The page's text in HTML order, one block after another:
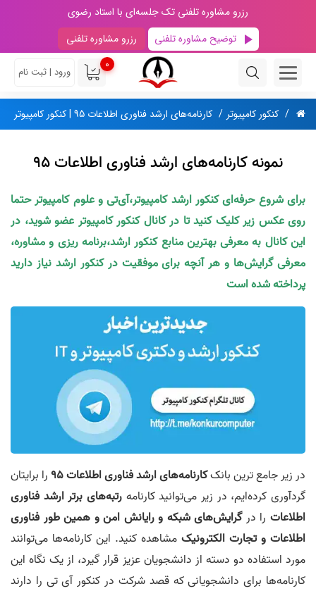
رزرو مشاوره تلفنی تک جلسه‌ای با استاد رضوی
توضیح مشاوره تلفنی
رزرو مشاوره تلفنی
0
ورود | ثبت نام
کنکور کامپیوتر کارنامه‌های ارشد فناوری اطلاعات 95 | کنکور کامپیوتر
نمونه کارنامه‌های ارشد فناوری اطلاعات 95
برای شروع حرفه‌ای کنکور ارشد کامپیوتر،آی‌تی و علوم کامپیوتر حتما
روی عکس زیر کلیک کنید تا در کانال کنکور کامپیوتر عضو شوید، در
این کانال به معرفی بهترین منابع کنکور ارشد،برنامه ریزی و مشاوره،
معرفی گرایش‌ها و هر آنچه برای موفقیت در کنکور ارشد نیاز دارید
پرداخته شده است
در زیر جامع ترین بانککارنامه‌های ارشد فناوری اطلاعات 95
را برایتان
گردآوری کرده‌ایم، در زیر می‌توانید کارنامه رتبه‌های برتر ارشد فناوری
اطلاعاترا درگرایش‌های شبکه و رایانش امن و همین طور فناوری
اطلاعات و تجارت الکترونیک مشاهده کنید. این کارنامه‌ها می‌توانند
مورد استفاده دو دسته از دانشجویان عزیز قرار گیرد، از یک نگاه این‌
کارنامه‌ها برای دانشجویانی که قصد شرکت در کنکور آی تی را دارند